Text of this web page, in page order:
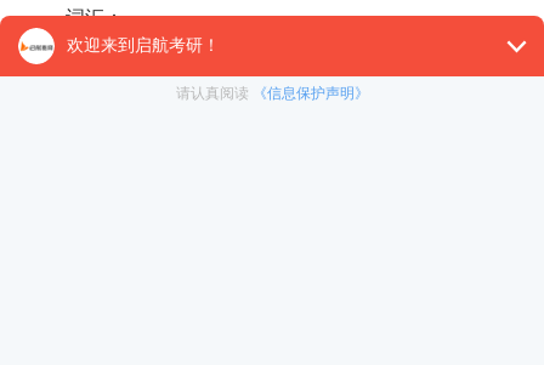
词汇：
attain 达到，实现;advocate 倡导者;far-fetched 牵强附